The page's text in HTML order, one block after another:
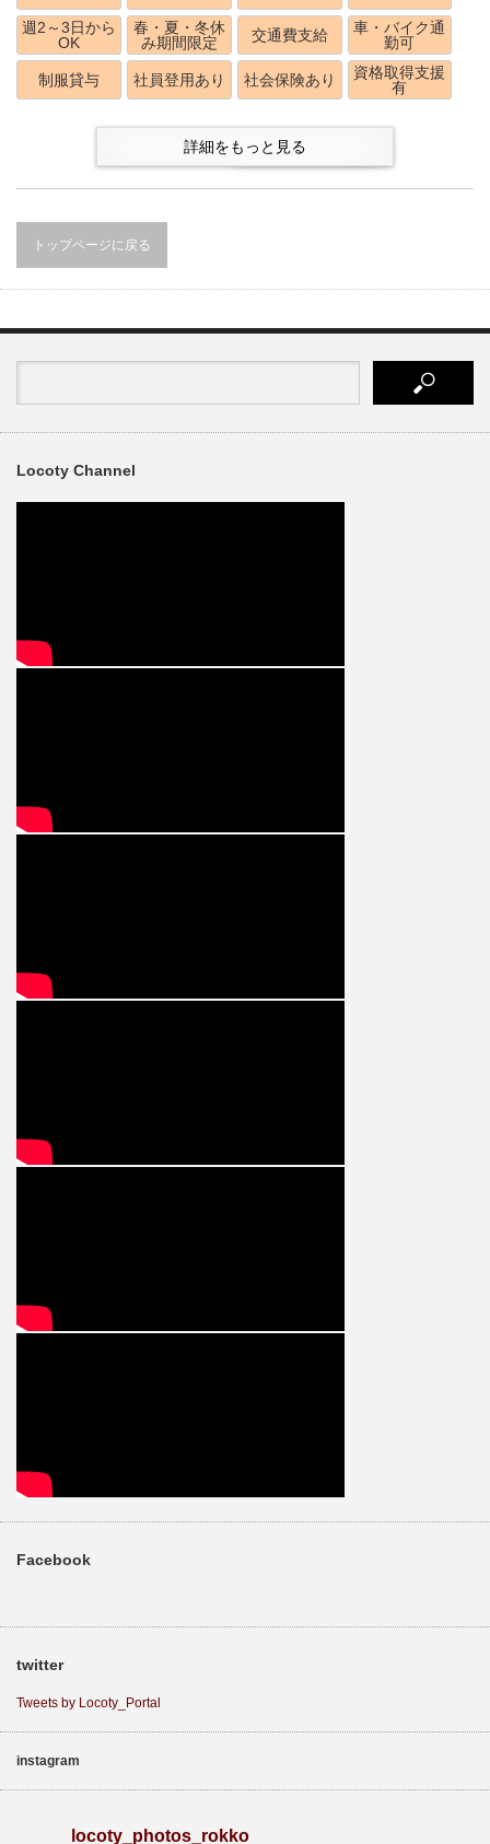
週2～3日から
OK
春・夏・冬休
み期間限定
交通費支給
車・バイク通
勤可
制服貸与 社員登用あり 社会保険あり
資格取得支援
有
詳細をもっと見る
トップページに戻る
Locoty Channel
Facebook
twitter
Tweets by Locoty_Portal
instagram
locoty_photos_rokko